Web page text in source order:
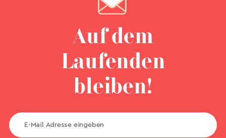
Auf dem
Laufenden
bleiben!